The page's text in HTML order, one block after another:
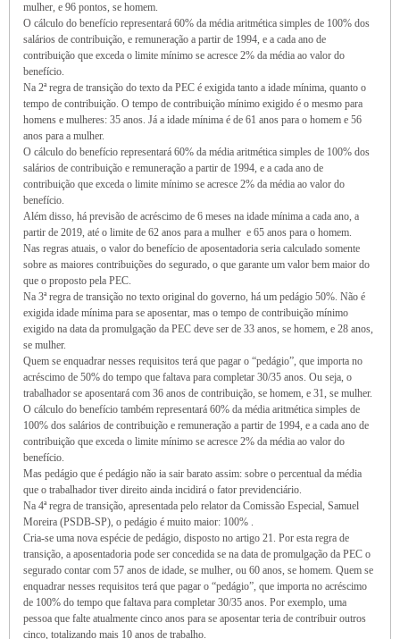
mulher, e 96 pontos, se homem.
O cálculo do benefício representará 60% da média aritmética simples de 100% dos
salários de contribuição, e remuneração a partir de 1994, e a cada ano de
contribuição que exceda o limite mínimo se acresce 2% da média ao valor do
benefício.
Na 2ª regra de transição do texto da PEC é exigida tanto a idade mínima, quanto o
tempo de contribuição. O tempo de contribuição mínimo exigido é o mesmo para
homens e mulheres: 35 anos. Já a idade mínima é de 61 anos para o homem e 56
anos para a mulher.
O cálculo do benefício representará 60% da média aritmética simples de 100% dos
salários de contribuição e remuneração a partir de 1994, e a cada ano de
contribuição que exceda o limite mínimo se acresce 2% da média ao valor do
benefício.
Além disso, há previsão de acréscimo de 6 meses na idade mínima a cada ano, a
partir de 2019, até o limite de 62 anos para a mulher e 65 anos para o homem.
Nas regras atuais, o valor do benefício de aposentadoria seria calculado somente
sobre as maiores contribuições do segurado, o que garante um valor bem maior do
que o proposto pela PEC.
Na 3ª regra de transição no texto original do governo, há um pedágio 50%. Não é
exigida idade mínima para se aposentar, mas o tempo de contribuição mínimo
exigido na data da promulgação da PEC deve ser de 33 anos, se homem, e 28 anos,
se mulher.
Quem se enquadrar nesses requisitos terá que pagar o “pedágio”, que importa no
acréscimo de 50% do tempo que faltava para completar 30/35 anos. Ou seja, o
trabalhador se aposentará com 36 anos de contribuição, se homem, e 31, se mulher.
O cálculo do benefício também representará 60% da média aritmética simples de
100% dos salários de contribuição e remuneração a partir de 1994, e a cada ano de
contribuição que exceda o limite mínimo se acresce 2% da média ao valor do
benefício.
Mas pedágio que é pedágio não ia sair barato assim: sobre o percentual da média
que o trabalhador tiver direito ainda incidirá o fator previdenciário.
Na 4ª regra de transição, apresentada pelo relator da Comissão Especial, Samuel
Moreira (PSDB-SP), o pedágio é muito maior: 100% .
Cria-se uma nova espécie de pedágio, disposto no artigo 21. Por esta regra de
transição, a aposentadoria pode ser concedida se na data de promulgação da PEC o
segurado contar com 57 anos de idade, se mulher, ou 60 anos, se homem. Quem se
enquadrar nesses requisitos terá que pagar o “pedágio”, que importa no acréscimo
de 100% do tempo que faltava para completar 30/35 anos. Por exemplo, uma
pessoa que falte atualmente cinco anos para se aposentar teria de contribuir outros
cinco, totalizando mais 10 anos de trabalho.